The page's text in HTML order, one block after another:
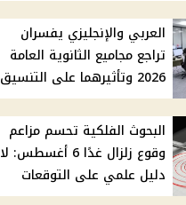
العربي والإنجليزي يفسران
تراجع مجاميع الثانوية العامة
2026 وتأثيرهما على التنسيق
البحوث الفلكية تحسم مزاعم
وقوع زلزال غدًا 6 أغسطس: لا
دليل علمي على التوقعات